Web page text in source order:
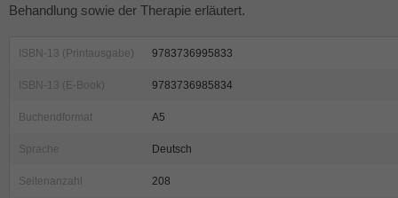
Behandlung sowie der Therapie erläutert.
ISBN-13 (Printausgabe) 9783736995833
ISBN-13 (E-Book) 9783736985834
Buchendformat A5
Sprache Deutsch
Seitenanzahl 208